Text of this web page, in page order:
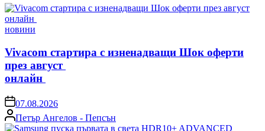
Posted
новини
Vivacom стартира с изненадващи Шок оферти
през август
онлайн
on07.08.2026
Posted
by
Петър Ангелов - Пепсън